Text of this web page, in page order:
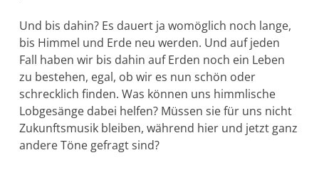
Und bis dahin? Es dauert ja womöglich noch lange,
bis Himmel und Erde neu werden. Und auf jeden
Fall haben wir bis dahin auf Erden noch ein Leben
zu bestehen, egal, ob wir es nun schön oder
schreck­lich finden. Was können uns himmlische
Lobgesänge dabei helfen? Müssen sie für uns nicht
Zukunftsmusik bleiben, während hier und jetzt ganz
andere Töne gefragt sind?